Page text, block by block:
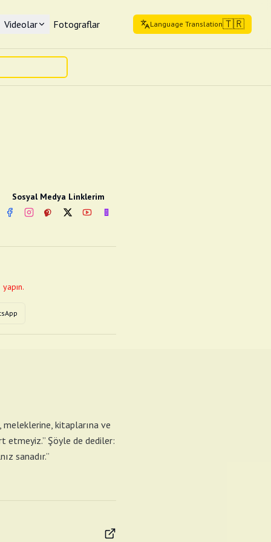
Videolar Fotograflar Language Translation🇹🇷
Sosyal Medya Linklerim
FacebookInstagram
PinterestTwitterYouTubenextsosyal
meleklerine, kitaplarına ve
etmeyiz.” Şöyle de dediler:
sanadır.”